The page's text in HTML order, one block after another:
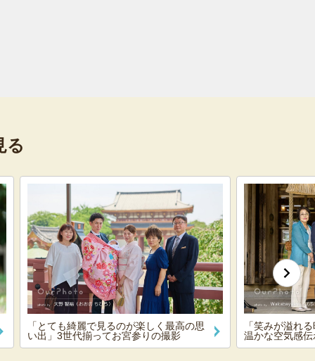
る
「とても綺麗で見るのが楽しく最高の思
い出」3世代揃ってお宮参りの撮影
「笑みが溢れ
温かな空気感